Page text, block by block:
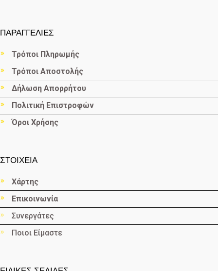
ΠΑΡΑΓΓΕΛΙΕΣ
Τρόποι Πληρωμής
Τρόποι Αποστολής
Δήλωση Απορρήτου
Πολιτική Επιστροφών
Όροι Χρήσης
ΣΤΟΙΧΕΙΑ
Χάρτης
Επικοινωνία
Συνεργάτες
Ποιοι Είμαστε